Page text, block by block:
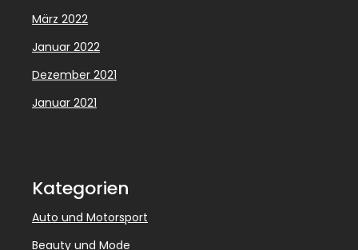
März 2022
Januar 2022
Dezember 2021
Januar 2021
Kategorien
Auto und Motorsport
Beauty und Mode